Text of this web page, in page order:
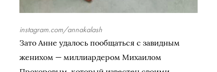
instagram.com/annakalash
Зато Анне удалось пообщаться с завидным
женихом — миллиардером Михаилом